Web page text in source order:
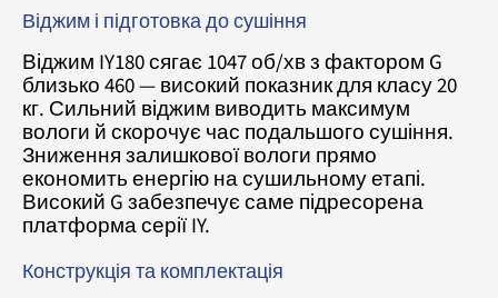
Віджим і підготовка до сушіння
Віджим IY180 сягає 1047 об/хв з фактором G
близько 460 — високий показник для класу 20
кг. Сильний віджим виводить максимум
вологи й скорочує час подальшого сушіння.
Зниження залишкової вологи прямо
економить енергію на сушильному етапі.
Високий G забезпечує саме підресорена
платформа серії IY.
Конструкція та комплектація